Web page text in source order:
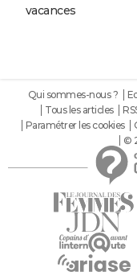
vacances
Qui sommes-nous ?
Tous les articles
Paramétrer les cookies
©